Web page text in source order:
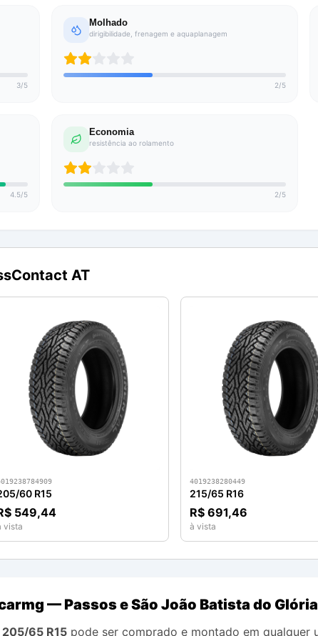
3/5
Molhado
dirigibilidade, frenagem e aquaplanagem
2/5
4.5/5
Economia
resistência ao rolamento
2/5
AT
60 R15
549,44
vista
4019238280449
215/65 R16
R$ 691,46
à vista
— Passos e São João Batista do Glória
205/65 R15 pode ser comprado e montado em qualquer